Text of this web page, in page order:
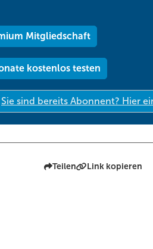
Mitgliedschaft
kostenlos testen
Teilen Link kopieren